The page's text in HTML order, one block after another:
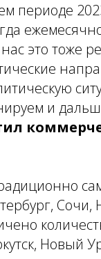
периоде
это тоже
и
Новый